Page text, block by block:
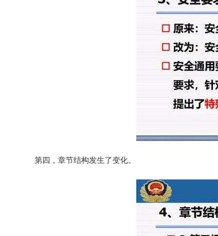
    第四，章节结构发生了变化。